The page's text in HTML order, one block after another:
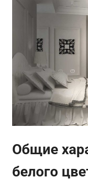
Общие
белого